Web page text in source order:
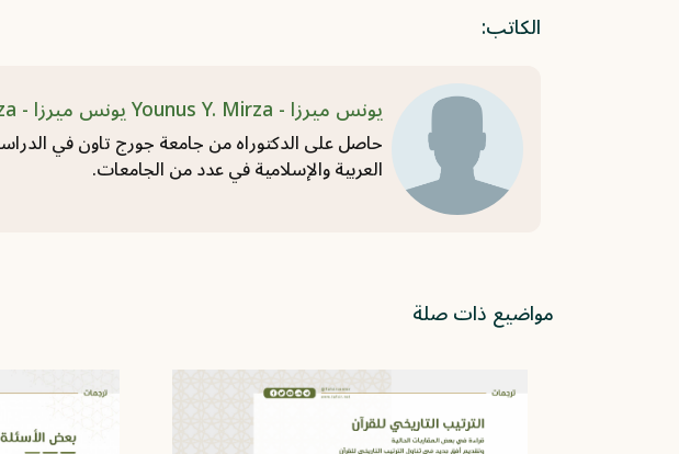
الكاتب:
يونس ميرزا - Younus Y. Mirza يونس ميرزا - Younus Y. Mirza
حاصل على الدكتوراه من جامعة جورج تاون في
العربية والإسلامية في عدد من الجامعات.
مواضيع ذات صلة